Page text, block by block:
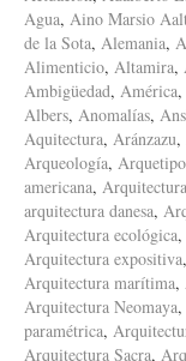
Agua, Aino Marsio
de la Sota, Alemania,
Alimenticio, Altamira,
Ambigüedad, América,
Albers, Anomalías,
Aquitectura, Aránzazu,
Arqueología,
americana,
arquitectura danesa,
Arquitectura ecológica,
Arquitectura expositiva,
Arquitectura marítima,
Arquitectura Neomaya,
paramétrica,
Arquitectura Sacra,